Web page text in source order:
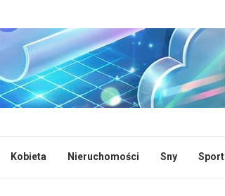
Kobieta Nieruchomości Sny Sport